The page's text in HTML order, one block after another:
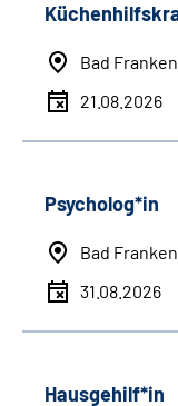
Bad
21.08.2026
Psycholog*in
Bad
31.08.2026
Hausgehilf*in